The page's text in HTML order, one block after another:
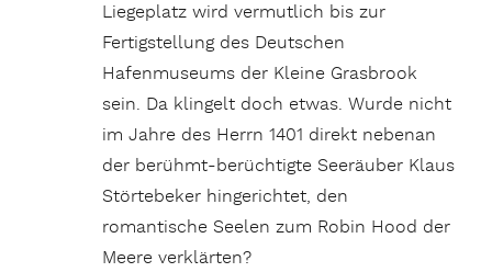
Liegeplatz wird vermutlich bis zur
Fertigstellung des Deutschen
Hafenmuseums der Kleine Grasbrook
sein. Da klingelt doch etwas. Wurde nicht
im Jahre des Herrn 1401 direkt nebenan
der berühmt-berüchtigte Seeräuber Klaus
Störtebeker hingerichtet, den
romantische Seelen zum Robin Hood der
Meere verklärten?